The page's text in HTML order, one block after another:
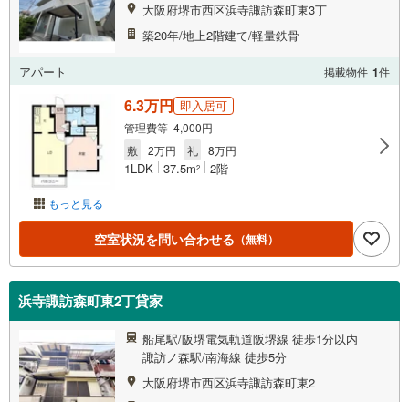
大阪府堺市西区浜寺諏訪森町東3丁
築20年/地上2階建て/軽量鉄骨
アパート 掲載物件 1件
もっと見る
6.3万円 即入居可
管理費等 4,000円
敷
2万円 礼 8万円
1LDK 37.5m2 2階
空室状況を問い合わせる （無料）
浜寺諏訪森町東2丁貸家
船尾駅/阪堺電気軌道阪堺線 徒歩1分以内
諏訪ノ森駅/南海線 徒歩5分
大阪府堺市西区浜寺諏訪森町東2